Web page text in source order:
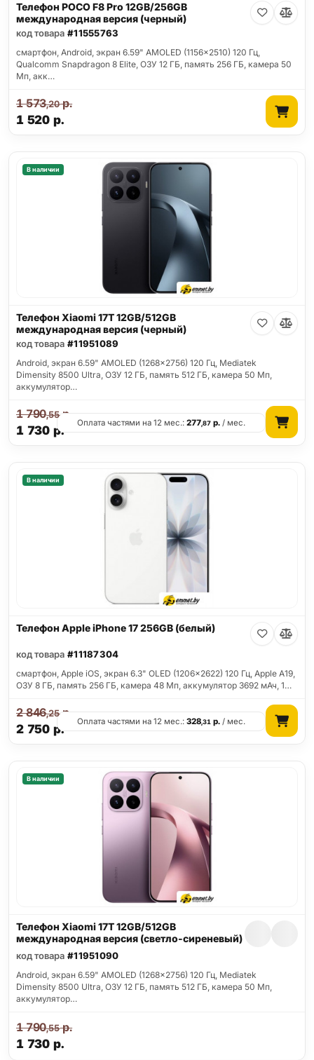
Телефон POCO F8 Pro 12GB/256GB
международная версия (черный)
код товара #11555763
смартфон, Android, экран 6.59" AMOLED (1156x2510) 120 Гц,
Qualcomm Snapdragon 8 Elite, ОЗУ 12 ГБ, память 256 ГБ, камера 50
Мп, акк…
1 520 р.
1 573,20р.
В наличии
Телефон Xiaomi 17T 12GB/512GB
международная версия (черный)
код товара #11951089
Android, экран 6.59" AMOLED (1268x2756) 120 Гц, Mediatek
Dimensity 8500 Ultra, ОЗУ 12 ГБ, память 512 ГБ, камера 50 Мп,
аккумулятор…
1 730 р.
1 790,55р.
Оплата частями на 12 мес.:277,87 р. / мес.
В наличии
Телефон Apple iPhone 17 256GB (белый)
код товара #11187304
смартфон, Apple iOS, экран 6.3" OLED (1206x2622) 120 Гц, Apple A19,
ОЗУ 8 ГБ, память 256 ГБ, камера 48 Мп, аккумулятор 3692 мАч, 1…
2 750 р.
2 846,25р.
Оплата частями на 12 мес.:328,31 р. / мес.
В наличии
Телефон Xiaomi 17T 12GB/512GB
международная версия (светло-сиреневый)
код товара #11951090
Android, экран 6.59" AMOLED (1268x2756) 120 Гц, Mediatek
Dimensity 8500 Ultra, ОЗУ 12 ГБ, память 512 ГБ, камера 50 Мп,
аккумулятор…
1 730 р.
1 790,55р.